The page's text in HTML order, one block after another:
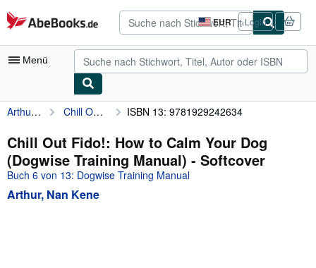
Zum Hauptinhalt
AbeBooks.de EUR
Seite
der
Einkaufseinstellungen.
Login
Menü
Nutzerkonto
Meine Bestellungen
Detailsuche
Sammlungen
Arthur, Nan Kene Chill Out Fido!: How to Calm Your Dog (Dogwise Training Manual) ISBN 13: 9781929242634
Chill Out Fido!: How to Calm Your Dog
(Dogwise Training Manual) - Softcover
Buch 6 von 13: Dogwise Training Manual
Arthur, Nan Kene